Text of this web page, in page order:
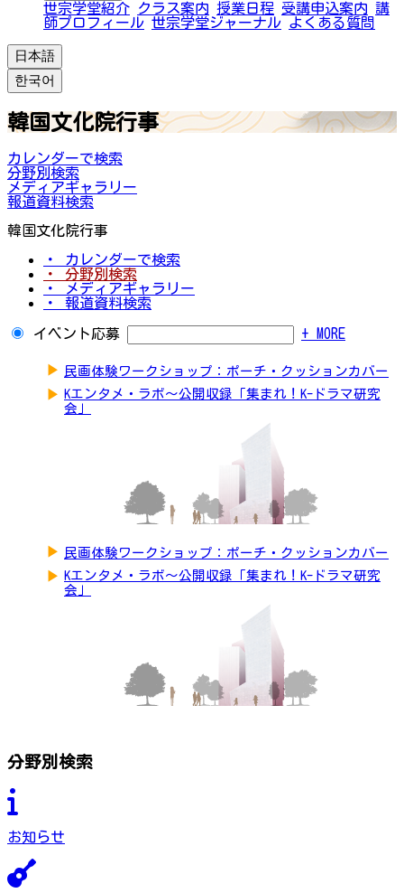
世宗学堂紹介 クラス案内 授業日程 受講申込案内 講
師プロフィール 世宗学堂ジャーナル よくある質問
日本語
한국어
韓国文化院行事
カレンダーで検索
分野別検索
メディアギャラリー
報道資料検索
韓国文化院行事
・ カレンダーで検索
・ 分野別検索
・ メディアギャラリー
・ 報道資料検索
イベント応募 + MORE
▶ 民画体験ワークショップ：ポーチ・クッションカバー
▶ Kエンタメ・ラボ～公開収録「集まれ！K-ドラマ研究
会」
▶ 民画体験ワークショップ：ポーチ・クッションカバー
▶ Kエンタメ・ラボ～公開収録「集まれ！K-ドラマ研究
会」
分野別検索
お知らせ